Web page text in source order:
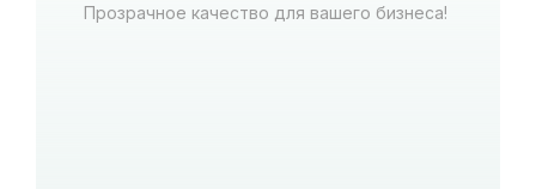
Прозрачное качество для вашего бизнеса!